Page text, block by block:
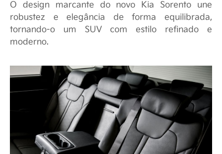
O design marcante do novo Kia Sorento une
robustez e elegância de forma equilibrada,
tornando-o um SUV com estilo refinado e
moderno.